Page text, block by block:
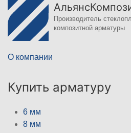
Производитель
композитной арматуры
О компании
Купить арматуру
6 мм
8 мм